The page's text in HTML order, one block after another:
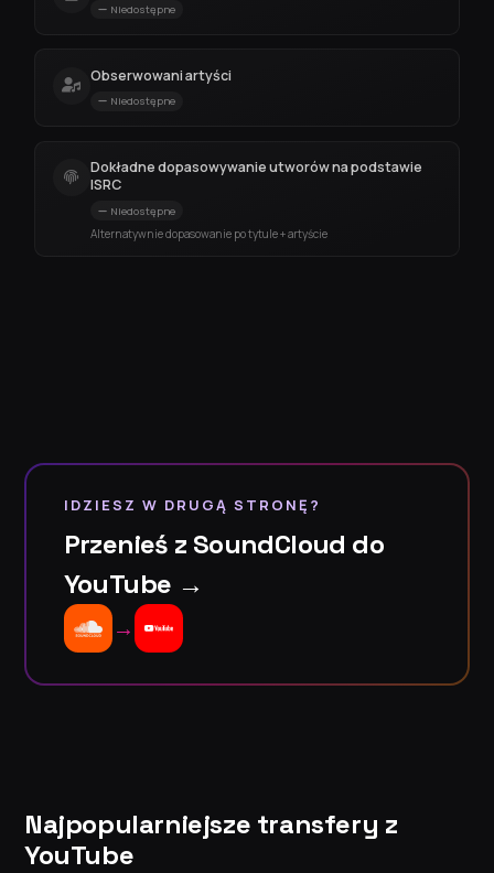
Niedostępne
Obserwowani artyści
Niedostępne
Dokładne dopasowywanie utworów na podstawie
ISRC
Niedostępne
Alternatywnie dopasowanie po tytule + artyście
IDZIESZ W DRUGĄ STRONĘ?
Przenieś z SoundCloud do
YouTube →
→
Najpopularniejsze transfery z
YouTube